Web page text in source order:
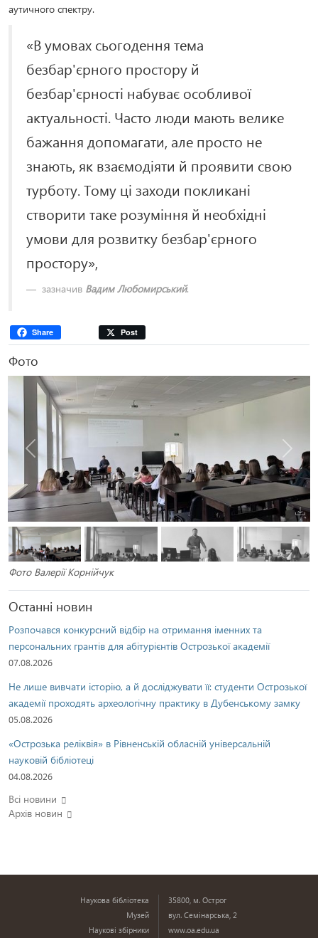
аутичного спектру.
«В умовах сьогодення тема
безбар'єрного простору й
безбар'єрності набуває особливої
актуальності. Часто люди мають велике
бажання допомагати, але просто не
знають, як взаємодіяти й проявити свою
турботу. Тому ці заходи покликані
створити таке розуміння й необхідні
умови для розвитку безбар'єрного
простору»,
зазначив Вадим Любомирський.
Share Post
Фото
Попередня
Фото Валерії Корнійчук
Останні новин
Розпочався конкурсний відбір на отримання іменних та
персональних грантів для абітурієнтів Острозької академії
07.08.2026
Не лише вивчати історію, а й досліджувати її: студенти Острозької
академії проходять археологічну практику в Дубенському замку
05.08.2026
«Острозька реліквія» в Рівненській обласній універсальній
науковій бібліотеці
04.08.2026
Всі новини
Архів новин
Наукова бібліотека
Музей
Наукові збірники
35800, м. Острог
вул. Семінарська, 2
www.oa.edu.ua